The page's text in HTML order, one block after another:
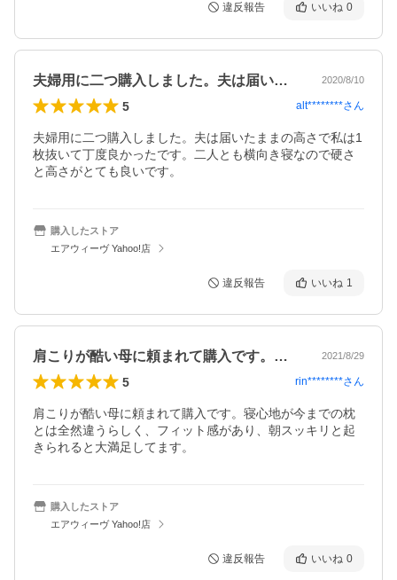
違反報告 いいね 0
夫婦用に二つ購入しました。夫は届いたま… 2020/8/10
5 alt********さん
夫婦用に二つ購入しました。夫は届いたままの高さで私は1
枚抜いて丁度良かったです。二人とも横向き寝なので硬さ
と高さがとても良いです。
購入したストア
エアウィーヴ Yahoo!店
違反報告 いいね 1
肩こりが酷い母に頼まれて購入です。寝心… 2021/8/29
5 rin********さん
肩こりが酷い母に頼まれて購入です。寝心地が今までの枕
とは全然違うらしく、フィット感があり、朝スッキリと起
きられると大満足してます。
購入したストア
エアウィーヴ Yahoo!店
違反報告 いいね 0